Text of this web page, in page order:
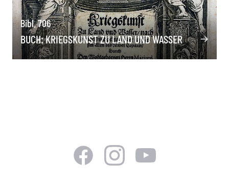
Bibl. 706
BUCH: KRIEGSKUNST ZU LAND UND WASSER